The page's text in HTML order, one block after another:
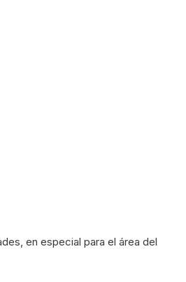
en especial para el área del